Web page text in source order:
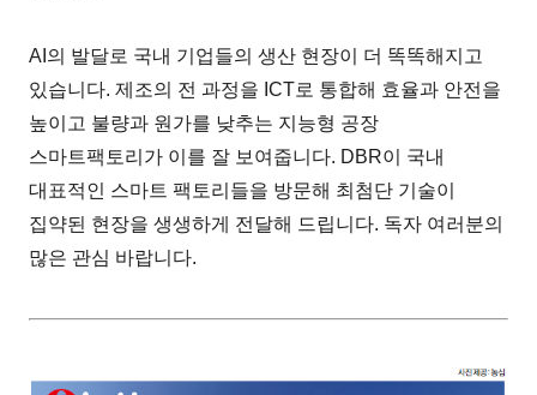
AI의 발달로 국내 기업들의 생산 현장이 더 똑똑해지고
있습니다. 제조의 전 과정을 ICT로 통합해 효율과 안전을
높이고 불량과 원가를 낮추는 지능형 공장
스마트팩토리가 이를 잘 보여줍니다. DBR이 국내
대표적인 스마트 팩토리들을 방문해 최첨단 기술이
집약된 현장을 생생하게 전달해 드립니다. 독자 여러분의
많은 관심 바랍니다.